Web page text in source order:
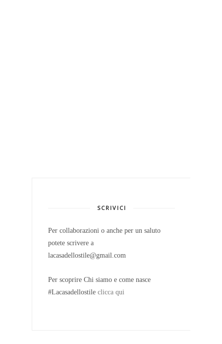
SCRIVICI
Per collaborazioni o anche per un saluto
potete scrivere a
lacasadellostile@gmail.com
Per scoprire Chi siamo e come nasce
#Lacasadellostile clicca qui